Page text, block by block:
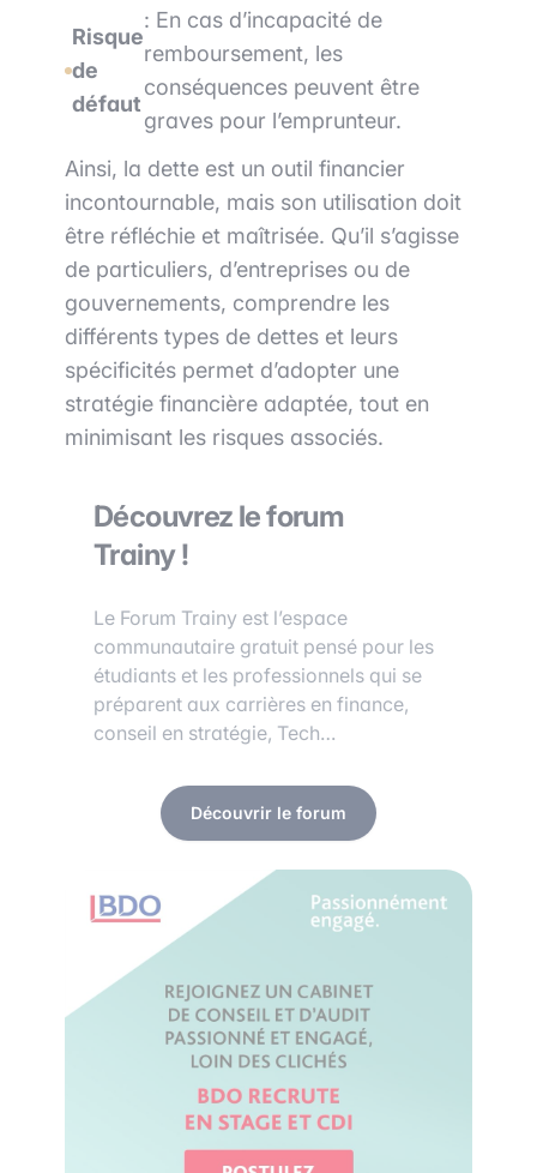
Risque
de
défaut
: En cas d’incapacité de
remboursement, les
conséquences peuvent être
graves pour l’emprunteur.
Ainsi, la dette est un outil financier
incontournable, mais son utilisation doit
être réfléchie et maîtrisée. Qu’il s’agisse
de particuliers, d’entreprises ou de
gouvernements, comprendre les
différents types de dettes et leurs
spécificités permet d’adopter une
stratégie financière adaptée, tout en
minimisant les risques associés.
Découvrez le forum
Trainy !
Le Forum Trainy est l’espace
communautaire gratuit pensé pour les
étudiants et les professionnels qui se
préparent aux carrières en finance,
conseil en stratégie, Tech…
Découvrir le forum